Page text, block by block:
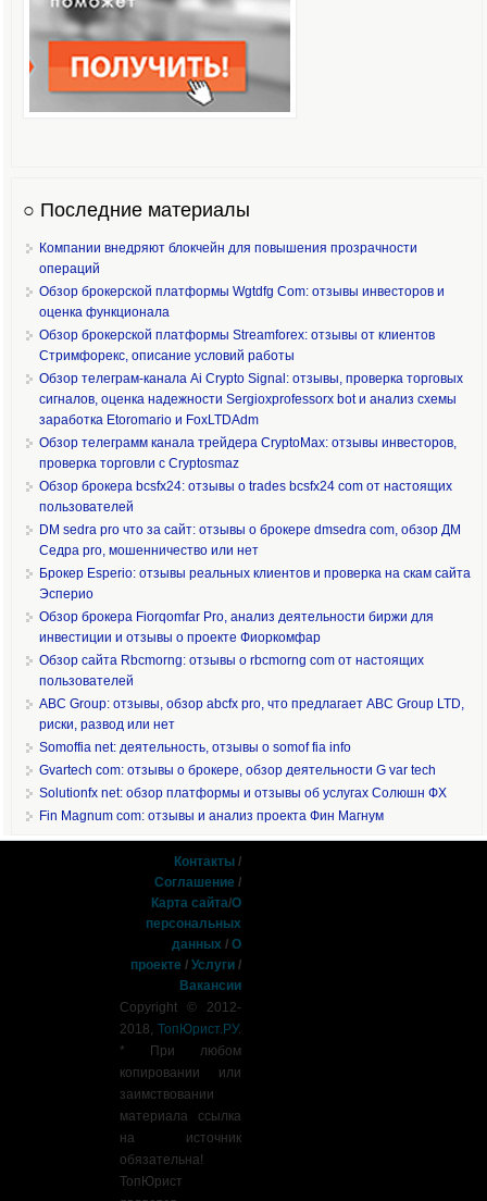
○ Последние материалы
Компании внедряют блокчейн для повышения прозрачности
операций
Обзор брокерской платформы Wgtdfg Com: отзывы инвесторов и
оценка функционала
Обзор брокерской платформы Streamforex: отзывы от клиентов
Стримфорекс, описание условий работы
Обзор телеграм-канала Ai Crypto Signal: отзывы, проверка торговых
сигналов, оценка надежности Sergioxprofessorx bot и анализ схемы
заработка Etoromario и FoxLTDAdm
Обзор телеграмм канала трейдера CryptoMax: отзывы инвесторов,
проверка торговли с Cryptosmaz
Обзор брокера bcsfx24: отзывы о trades bcsfx24 com от настоящих
пользователей
DM sedra pro что за сайт: отзывы о брокере dmsedra com, обзор ДМ
Седра pro, мошенничество или нет
Брокер Esperio: отзывы реальных клиентов и проверка на скам сайта
Эсперио
Обзор брокера Fiorqomfar Pro, анализ деятельности биржи для
инвестиции и отзывы о проекте Фиоркомфар
Обзор сайта Rbcmorng: отзывы о rbcmorng com от настоящих
пользователей
ABC Group: отзывы, обзор abcfx pro, что предлагает ABC Group LTD,
риски, развод или нет
Somoffia net: деятельность, отзывы о somof fia info
Gvartech com: отзывы о брокере, обзор деятельности G var tech
Solutionfx net: обзор платформы и отзывы об услугах Солюшн ФХ
Fin Magnum com: отзывы и анализ проекта Фин Магнум
Контакты /
Соглашение /
Карта сайта/О
персональных
данных /О
проекте /Услуги /
Вакансии
Copyright © 2012-
2018,ТопЮрист.РУ.
* При любом
копировании или
заимствовании
материала ссылка
на источник
обязательна!
ТопЮрист